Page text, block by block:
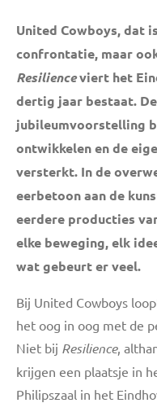
United Cowboys, dat
confrontatie, maar
Resilienceviert het
dertig jaar bestaat.
jubileumvoorstelling
ontwikkelen en de
versterkt. In de
eerbetoon aan de
eerdere producties
elke beweging, elk
wat gebeurt er veel.
Bij United Cowboys
het oog in oog met de
Niet bij Resilience,
krijgen een plaatsje in
Philipszaal in het